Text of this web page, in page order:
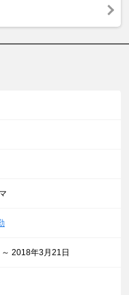
2018年3月21日